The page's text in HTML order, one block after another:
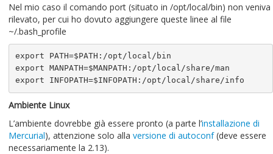
Nel mio caso il comando port (situato in /opt/local/bin) non veniva
rilevato, per cui ho dovuto aggiungere queste linee al file
~/.bash_profile
export PATH=$PATH:/opt/local/bin
export MANPATH=$MANPATH:/opt/local/share/man
export INFOPATH=$INFOPATH:/opt/local/share/info
Ambiente Linux
L’ambiente dovrebbe già essere pronto (a parte l’installazione di
Mercurial), attenzione solo alla versione di autoconf(deve essere
necessariamente la 2.13).